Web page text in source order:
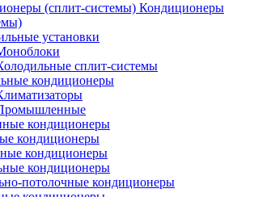
Кондиционеры
установки
сплит-системы
кондиционеры
кондиционеры
кондиционеры
кондиционеры
кондиционеры
потолочные кондиционеры